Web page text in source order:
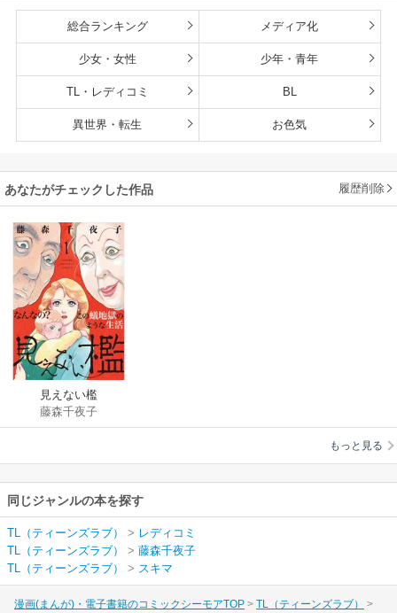
総合ランキング メディア化
少女・女性 少年・青年
TL・レディコミ BL
異世界・転生 お色気
あなたがチェックした作品 履歴削除
見えない檻
藤森千夜子
もっと見る
同じジャンルの本を探す
TL（ティーンズラブ） > レディコミ
TL（ティーンズラブ）
> 藤森千夜子
TL（ティーンズラブ）
> スキマ
漫画(まんが)・電子書籍のコミックシーモアTOP
TL（ティーンズラブ）